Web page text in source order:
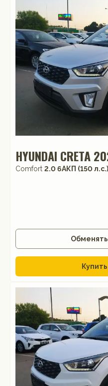
HYUNDAI CRETA
Comfort 2.0 6AКП (150